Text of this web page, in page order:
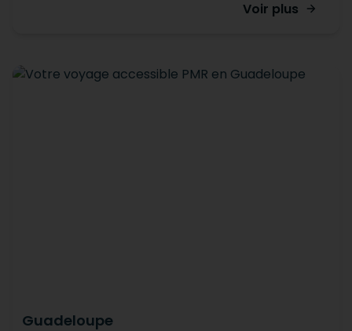
Voir plus
Guadeloupe